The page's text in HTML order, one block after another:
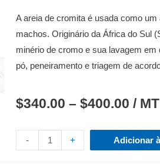
A areia de cromita é usada como
machos.Originário da África do Sul
minério de cromo e sua lavagem
pó, peneiramento e triagem de
$340.00 –$400.00 / MT
- + Adicionar